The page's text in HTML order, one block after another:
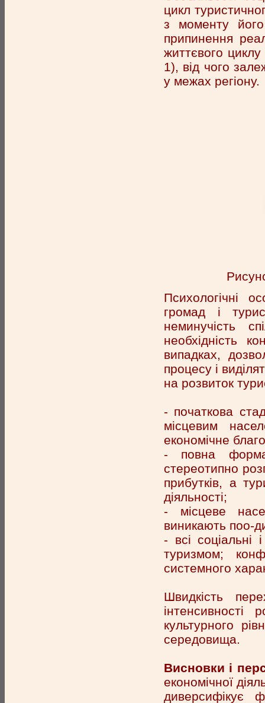
цикл
з моменту
припинення
життєвого
1), від чого
у межах регіону.
Психологічні
громад і
неминучість
необхідність
випадках,
процесу і
на розвиток
- початкова
місцевим
економічне
- повна
стереотипно
прибутків, а
діяльності;
- місцеве
виникають поо-
- всі соціальні
туризмом;
системного
Швидкість
інтенсивності
культурного
середовища.
Висновки і
економічної
диверсифікує